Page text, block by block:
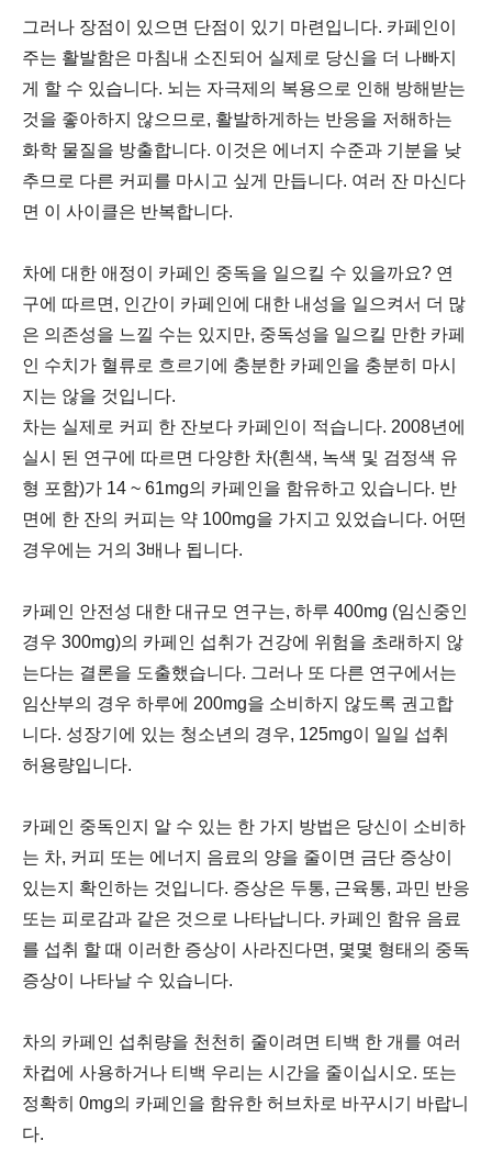
그러나 장점이 있으면 단점이 있기 마련입니다. 카페인이
주는 활발함은 마침내 소진되어 실제로 당신을 더 나빠지
게 할 수 있습니다. 뇌는 자극제의 복용으로 인해 방해받는
것을 좋아하지 않으므로, 활발하게하는 반응을 저해하는
화학 물질을 방출합니다. 이것은 에너지 수준과 기분을 낮
추므로 다른 커피를 마시고 싶게 만듭니다. 여러 잔 마신다
면 이 사이클은 반복합니다.
차에 대한 애정이 카페인 중독을 일으킬 수 있을까요? 연
구에 따르면, 인간이 카페인에 대한 내성을 일으켜서 더 많
은 의존성을 느낄 수는 있지만, 중독성을 일으킬 만한 카페
인 수치가 혈류로 흐르기에 충분한 카페인을 충분히 마시
지는 않을 것입니다.
차는 실제로 커피 한 잔보다 카페인이 적습니다. 2008년에
실시 된 연구에 따르면 다양한 차(흰색, 녹색 및 검정색 유
형 포함)가 14 ~ 61mg의 카페인을 함유하고 있습니다. 반
면에 한 잔의 커피는 약 100mg을 가지고 있었습니다. 어떤
경우에는 거의 3배나 됩니다.
카페인 안전성 대한 대규모 연구는, 하루 400mg (임신중인
경우 300mg)의 카페인 섭취가 건강에 위험을 초래하지 않
는다는 결론을 도출했습니다. 그러나 또 다른 연구에서는
임산부의 경우 하루에 200mg을 소비하지 않도록 권고합
니다. 성장기에 있는 청소년의 경우, 125mg이 일일 섭취
허용량입니다.
카페인 중독인지 알 수 있는 한 가지 방법은 당신이 소비하
는 차, 커피 또는 에너지 음료의 양을 줄이면 금단 증상이
있는지 확인하는 것입니다. 증상은 두통, 근육통, 과민 반응
또는 피로감과 같은 것으로 나타납니다. 카페인 함유 음료
를 섭취 할 때 이러한 증상이 사라진다면, 몇몇 형태의 중독
증상이 나타날 수 있습니다.
차의 카페인 섭취량을 천천히 줄이려면 티백 한 개를 여러
차컵에 사용하거나 티백 우리는 시간을 줄이십시오. 또는
정확히 0mg의 카페인을 함유한 허브차로 바꾸시기 바랍니
다.